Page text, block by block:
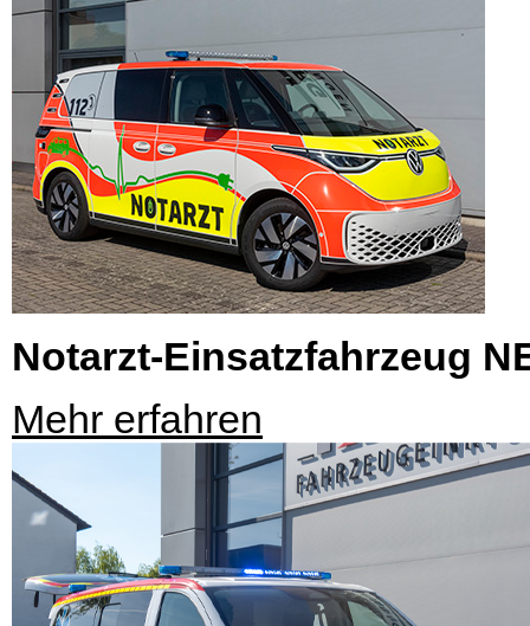
Notarzt-Einsatzfahrzeug
Mehr erfahren